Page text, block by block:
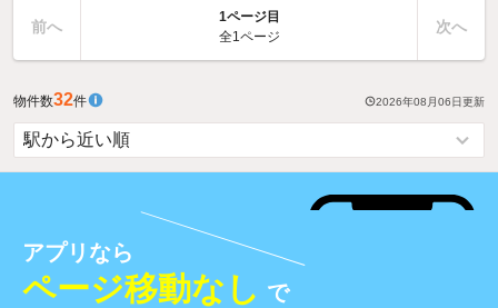
前へ
1ページ目
全1ページ
次へ
物件数32件 2026年08月06日更新
アプリなら
ページ移動なし で